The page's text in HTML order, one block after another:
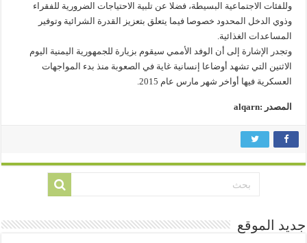
وللفئات الاجتماعية البسيطة، فضلا عن تلبية الاحتياجات الضرورية للفقراء
وذوي الدخل المحدود خصوصا فيما يتعلق بتعزيز القدرة الشرائية وتوفير
المساعدات الغذائية.
وتجدر الإشارة إلى أن الوفد الأممي سيقوم بزيارة للجمهورية اليمنية اليوم
الاثنين التي تشهد أوضاعا إنسانية غاية في الصعوبة منذ بدء المواجهات
العسكرية فيها أواخر شهر مارس عام 2015.
المصدر :alqarn
جديد الموقع